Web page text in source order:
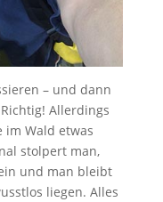
– und dann
Allerdings
Wald etwas
stolpert man,
und man bleibt
liegen. Alles